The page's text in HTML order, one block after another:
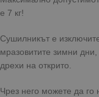
е 7 кг!
Сушилникът е
мразовитите зимни
дрехи на открито.
Чрез него можете да го